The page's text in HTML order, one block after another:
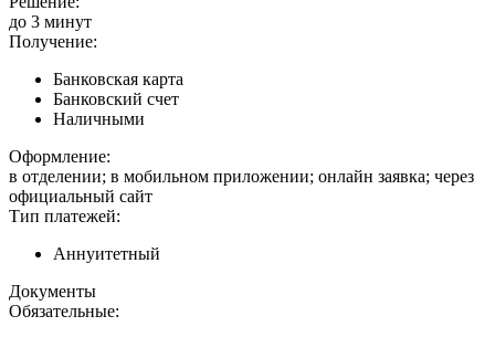
до 3 минут
Получение:
Банковская карта
Банковский счет
Наличными
Оформление:
в отделении; в мобильном приложении; онлайн заявка; через
официальный сайт
Тип платежей:
Аннуитетный
Документы
Обязательные: